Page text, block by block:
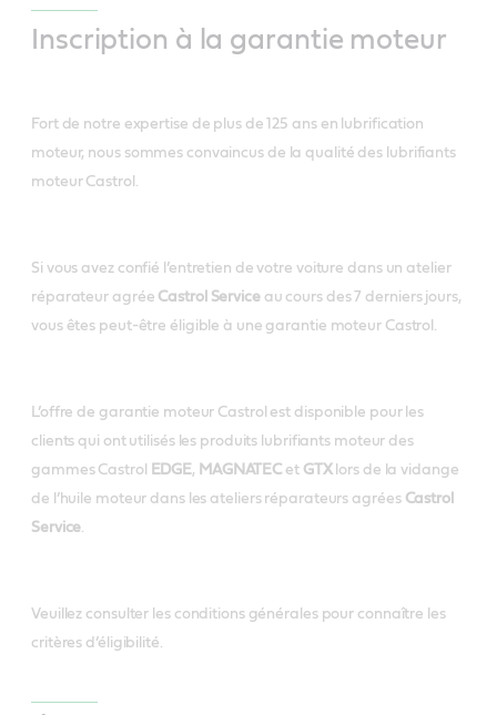
Inscription à la garantie moteur
Fort de notre expertise de plus de 125 ans en lubrification
moteur, nous sommes convaincus de la qualité des lubrifiants
moteur Castrol.
Si vous avez confié l’entretien de votre voiture dans un atelier
réparateur agrée Castrol Serviceau cours des 7 derniers jours,
vous êtes peut-être éligible à une garantie moteur Castrol.
L’offre de garantie moteur Castrol est disponible pour les
clients qui ont utilisés les produits lubrifiants moteur des
gammes Castrol
EDGE, MAGNATEC et GTXlors de la vidange
de l’huile moteur dans les ateliers réparateurs agrées Castrol
Service
Veuillez consulter les conditions générales pour connaître les
critères d’éligibilité.